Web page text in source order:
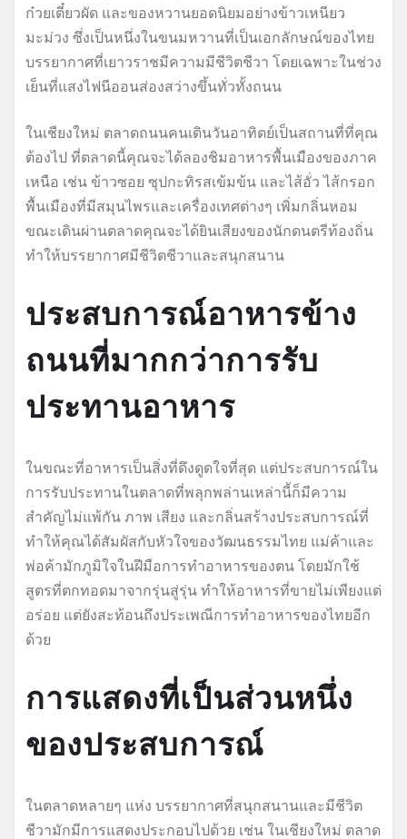
ก๋วยเตี๋ยวผัด และของหวานยอดนิยมอย่างข้าวเหนียว
มะม่วง ซึ่งเป็นหนึ่งในขนมหวานที่เป็นเอกลักษณ์ของไทย
บรรยากาศที่เยาวราชมีความมีชีวิตชีวา โดยเฉพาะในช่วง
เย็นที่แสงไฟนีออนส่องสว่างขึ้นทั่วทั้งถนน
ในเชียงใหม่ ตลาดถนนคนเดินวันอาทิตย์เป็นสถานที่ที่คุณ
ต้องไป ที่ตลาดนี้คุณจะได้ลองชิมอาหารพื้นเมืองของภาค
เหนือ เช่น ข้าวซอย ซุปกะทิรสเข้มข้น และไส้อั่ว ไส้กรอก
พื้นเมืองที่มีสมุนไพรและเครื่องเทศต่างๆ เพิ่มกลิ่นหอม
ขณะเดินผ่านตลาดคุณจะได้ยินเสียงของนักดนตรีท้องถิ่น
ทำให้บรรยากาศมีชีวิตชีวาและสนุกสนาน
ประสบการณ์อาหารข้าง
ถนนที่มากกว่าการรับ
ประทานอาหาร
ในขณะที่อาหารเป็นสิ่งที่ดึงดูดใจที่สุด แต่ประสบการณ์ใน
การรับประทานในตลาดที่พลุกพล่านเหล่านี้ก็มีความ
สำคัญไม่แพ้กัน ภาพ เสียง และกลิ่นสร้างประสบการณ์ที่
ทำให้คุณได้สัมผัสกับหัวใจของวัฒนธรรมไทย แม่ค้าและ
พ่อค้ามักภูมิใจในฝีมือการทำอาหารของตน โดยมักใช้
สูตรที่ตกทอดมาจากรุ่นสู่รุ่น ทำให้อาหารที่ขายไม่เพียงแต่
อร่อย แต่ยังสะท้อนถึงประเพณีการทำอาหารของไทยอีก
ด้วย
การแสดงที่เป็นส่วนหนึ่ง
ของประสบการณ์
ในตลาดหลายๆ แห่ง บรรยากาศที่สนุกสนานและมีชีวิต
ชีวามักมีการแสดงประกอบไปด้วย เช่น ในเชียงใหม่ ตลาด